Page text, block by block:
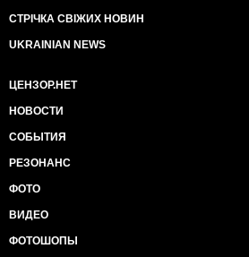
СТРІЧКА СВІЖИХ НОВИН
UKRAINIAN NEWS
ЦЕНЗОР.НЕТ
НОВОСТИ
СОБЫТИЯ
РЕЗОНАНС
ФОТО
ВИДЕО
ФОТОШОПЫ